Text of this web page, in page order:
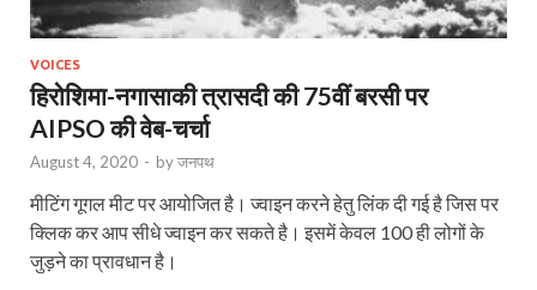
VOICES
हिरोशिमा-नगासाकी त्रासदी की 75वीं बरसी पर
AIPSO की वेब-चर्चा
August 4, 2020 - byजनपथ
मीटिंग गूगल मीट पर आयोजित है। ज्वाइन करने हेतु लिंक दी गई है जिस पर
क्लिक कर आप सीधे ज्वाइन कर सकते है। इसमें केवल 100 ही लोगों के
जुड़ने का प्रावधान है।